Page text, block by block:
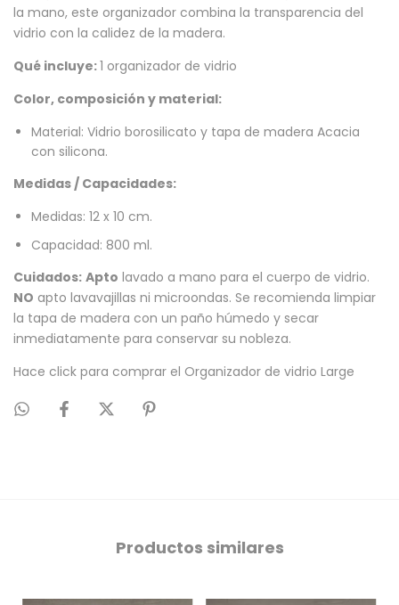
la mano, este organizador combina la transparencia del
vidrio con la calidez de la madera.
Qué incluye:1 organizador de vidrio
Color, composición y material:
Material: Vidrio borosilicato y tapa de madera Acacia
con silicona.
Medidas / Capacidades:
Medidas: 12 x 10 cm.
Capacidad: 800 ml.
Cuidados: Apto lavado a mano para el cuerpo de vidrio.
NO apto lavavajillas ni microondas. Se recomienda limpiar
la tapa de madera con un paño húmedo y secar
inmediatamente para conservar su nobleza.
Hace click para comprar el Organizador de vidrio Large
Productos similares